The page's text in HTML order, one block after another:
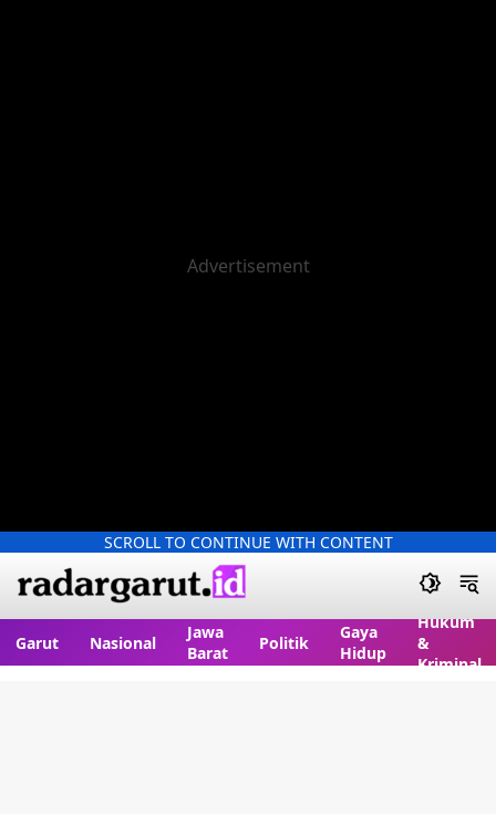
SCROLL TO CONTINUE WITH CONTENT
Garut Nasional
Jawa
Barat
Politik
Gaya
Hidup
Hukum
&
Kriminal